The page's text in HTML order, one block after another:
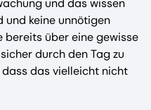
und das wissen
und keine unnötigen
bereits über eine gewisse
durch den Tag zu
dass das vielleicht nicht